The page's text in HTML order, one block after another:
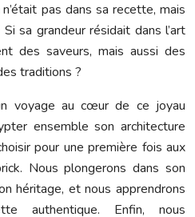
pas dans sa recette, mais
sa grandeur résidait dans l’art
des saveurs, mais aussi des
traditions ?
voyage au cœur de ce joyau
ensemble son architecture
pour une première fois aux
Nous plongerons dans son
héritage, et nous apprendrons
authentique. Enfin, nous